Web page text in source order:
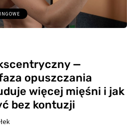
—
opuszczania
więcej mięśni i jak
bez kontuzji